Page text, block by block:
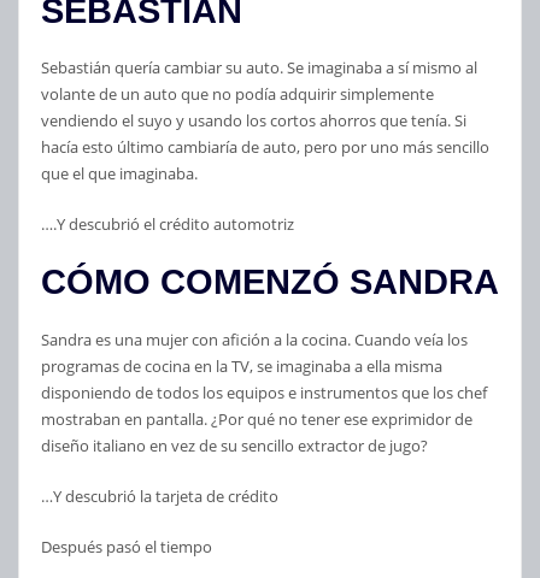
SEBASTIÁN
Sebastián quería cambiar su auto. Se imaginaba a sí mismo al
volante de un auto que no podía adquirir simplemente
vendiendo el suyo y usando los cortos ahorros que tenía. Si
hacía esto último cambiaría de auto, pero por uno más sencillo
que el que imaginaba.
….Y descubrió el crédito automotriz
CÓMO COMENZÓ SANDRA
Sandra es una mujer con afición a la cocina. Cuando veía los
programas de cocina en la TV, se imaginaba a ella misma
disponiendo de todos los equipos e instrumentos que los chef
mostraban en pantalla. ¿Por qué no tener ese exprimidor de
diseño italiano en vez de su sencillo extractor de jugo?
…Y descubrió la tarjeta de crédito
Después pasó el tiempo